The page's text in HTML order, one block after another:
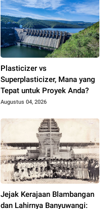
Plasticizer vs
Superplasticizer, Mana yang
Tepat untuk Proyek Anda?
Augustus 04, 2026
Jejak Kerajaan Blambangan
dan Lahirnya Banyuwangi: